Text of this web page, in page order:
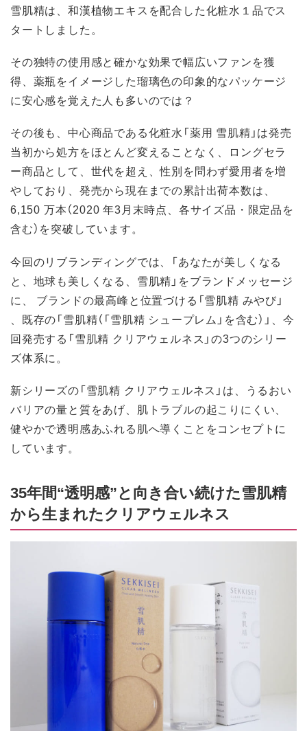
雪肌精は、和漢植物エキスを配合した化粧水１品でス
タートしました。
その独特の使用感と確かな効果で幅広いファンを獲
得、薬瓶をイメージした瑠璃色の印象的なパッケージ
に安心感を覚えた人も多いのでは？
その後も、中心商品である化粧水「薬用 雪肌精」は発売
当初から処方をほとんど変えることなく、ロングセラ
ー商品として、世代を超え、性別を問わず愛用者を増
やしており、発売から現在までの累計出荷本数は、
6,150 万本（2020 年3月末時点、各サイズ品・限定品を
含む）を突破しています。
今回のリブランディングでは、「あなたが美しくなる
と、地球も美しくなる、雪肌精」をブランドメッセージ
に、 ブランドの最高峰と位置づける「雪肌精 みやび」
、既存の「雪肌精（「雪肌精 シュープレム」を含む）」、今
回発売する「雪肌精 クリアウェルネス」の3つのシリー
ズ体系に。
新シリーズの「雪肌精 クリアウェルネス」は、うるおい
バリアの量と質をあげ、肌トラブルの起こりにくい、
健やかで透明感あふれる肌へ導くことをコンセプトに
しています。
35年間“透明感”と向き合い続けた雪肌精
から生まれたクリアウェルネス